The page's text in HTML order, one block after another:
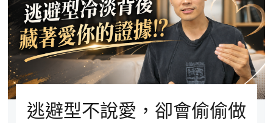
逃避型不說愛，卻會偷偷做